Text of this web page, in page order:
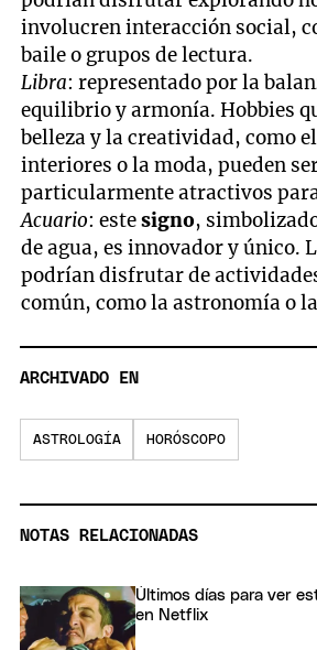
involucren interacción social,
baile o grupos de lectura.
Libra: representado por la
equilibrio y armonía. Hobbies
belleza y la creatividad, como
interiores o la moda, pueden
particularmente atractivos
Acuario: estesigno,
de agua, es innovador y único.
podrían disfrutar de
común, como la astronomía o
ARCHIVADO EN
ASTROLOGÍA HORÓSCOPO
NOTAS RELACIONADAS
Últimos días para ver
en Netflix